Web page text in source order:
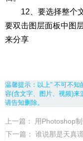
12、要选择整个文
要双击图层面板中图
来分享
温馨提示：以上“ 不可不知
容(含文字、图片、视频)来
请告知删除。
上一篇：
用Photoshop
下一篇：
谁说那是天真